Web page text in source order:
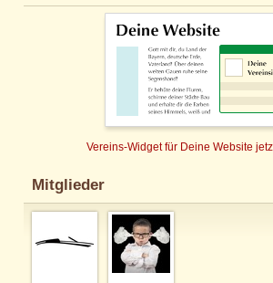
Vereins-Widget für Deine Website
Mitglieder